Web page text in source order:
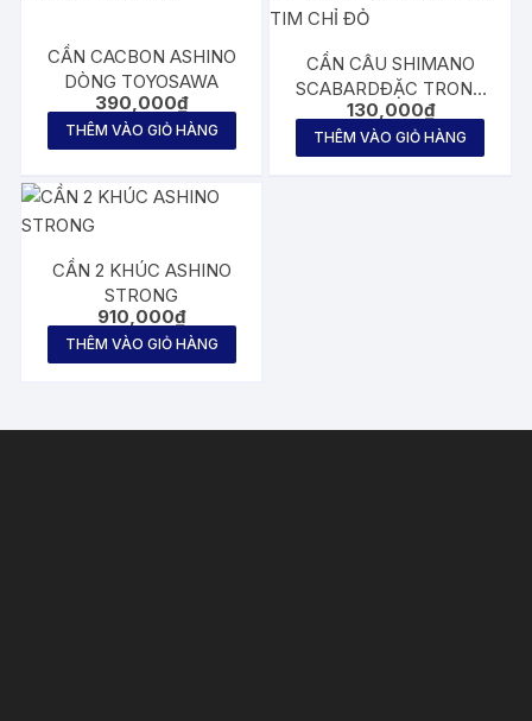
CẦN CACBON ASHINO
DÒNG TOYOSAWA
390,000₫
THÊM VÀO GIỎ HÀNG
CẦN CÂU SHIMANO
SCABARDĐẶC TRONG
CÓ TIM CHỈ ĐỎ
130,000₫
THÊM VÀO GIỎ HÀNG
CẦN 2 KHÚC ASHINO
STRONG
910,000₫
THÊM VÀO GIỎ HÀNG